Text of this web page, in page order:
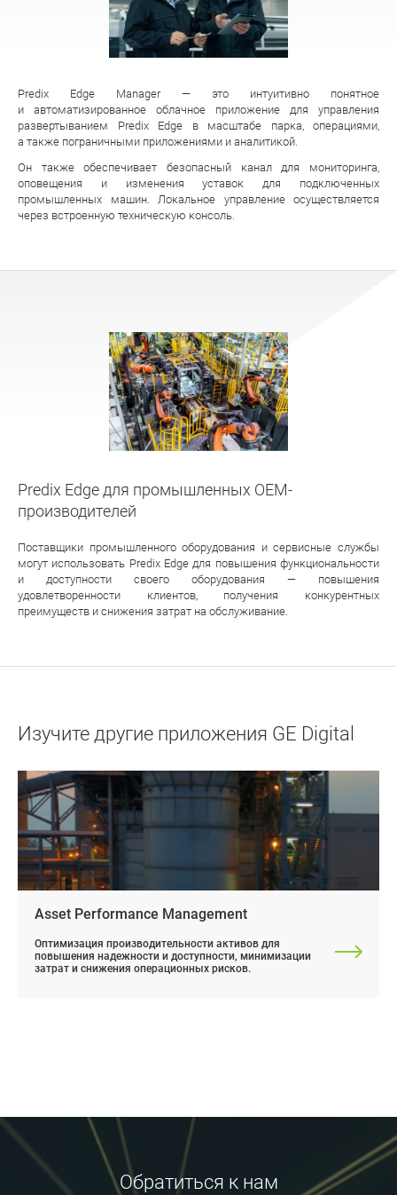
Predix Edge Manager — это интуитивно понятное
и автоматизированное облачное приложение для управления
развертыванием Predix Edge в масштабе парка, операциями,
а также пограничными приложениями и аналитикой.
Он также обеспечивает безопасный канал для мониторинга,
оповещения и изменения уставок для подключенных
промышленных машин. Локальное управление осуществляется
через встроенную техническую консоль.
Predix Edge для промышленных OEM-
производителей
Поставщики промышленного оборудования и сервисные службы
могут использовать Predix Edge для повышения функциональности
и доступности своего оборудования — повышения
удовлетворенности клиентов, получения конкурентных
преимуществ и снижения затрат на обслуживание.
Изучите другие приложения GE Digital
Asset Performance Management
Оптимизация производительности активов для
повышения надежности и доступности, минимизации
затрат и снижения операционных рисков.
Обратиться к нам